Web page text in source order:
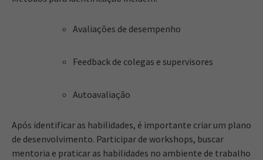
Avaliações de desempenho
Feedback de colegas e supervisores
Autoavaliação
Após identificar as habilidades, é importante criar um plano
de desenvolvimento. Participar de workshops, buscar
mentoria e praticar as habilidades no ambiente de trabalho